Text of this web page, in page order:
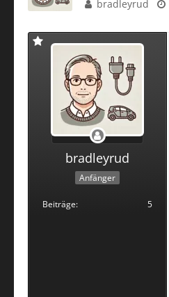
bradleyrud
bradleyrud
Anfänger
Beiträge 5